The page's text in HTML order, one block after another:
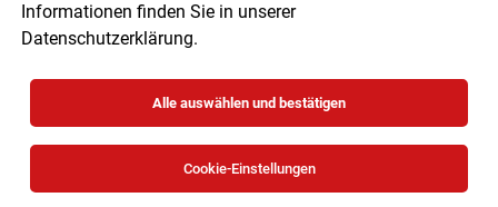
Informationen finden Sie in unserer
Datenschutzerklärung.
Alle auswählen und bestätigen
Cookie-Einstellungen